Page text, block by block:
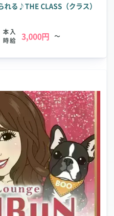
る♪THE CLASS（クラス）
本入
時給
3,000円 ～